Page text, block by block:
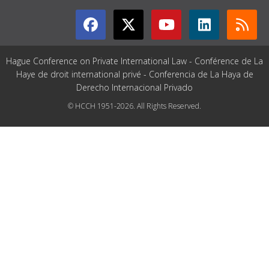
Hague Conference on Private International Law - Conférence de La
Haye de droit international privé - Conferencia de La Haya de
Derecho Internacional Privado
© HCCH 1951-2026. All Rights Reserved.